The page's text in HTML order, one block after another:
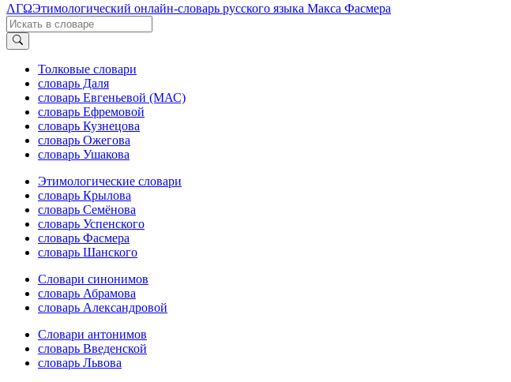
ΛΓΩЭтимологический онлайн-словарь русского языка Макса Фасмера
Толковые словари
словарь Даля
словарь Евгеньевой (МАС)
словарь Ефремовой
словарь Кузнецова
словарь Ожегова
словарь Ушакова
Этимологические словари
словарь Крылова
словарь Семёнова
словарь Успенского
словарь Фасмера
словарь Шанского
Словари синонимов
словарь Абрамова
словарь Александровой
Словари антонимов
словарь Введенской
словарь Львова